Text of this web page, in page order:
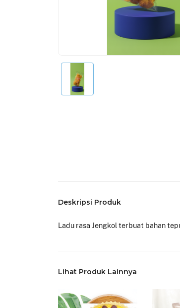
Deskripsi Produk
Ladu rasa Jengkol terbuat bahan
Lihat Produk Lainnya